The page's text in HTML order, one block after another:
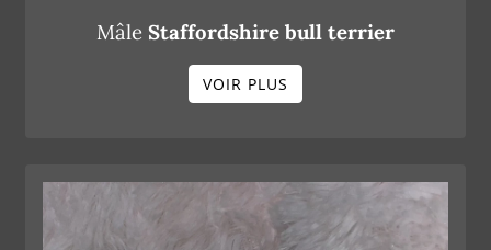
Mâle Staffordshire bull terrier
VOIR PLUS